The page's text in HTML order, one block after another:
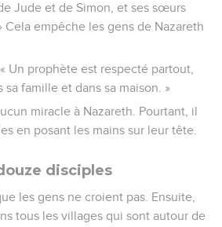
Jude et de Simon, et ses sœurs
Cela empêche les gens de Nazareth
Un prophète est respecté partout,
sa famille et dans sa maison. »
miracle à Nazareth. Pourtant, il
en posant les mains sur leur tête.
disciples
les gens ne croient pas. Ensuite,
tous les villages qui sont autour de